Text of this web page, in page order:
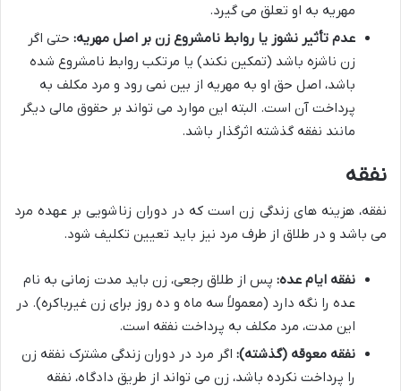
مهریه به او تعلق می گیرد.
عدم تأثیر نشوز یا روابط نامشروع زن بر اصل مهریه: حتی اگر
زن ناشزه باشد (تمکین نکند) یا مرتکب روابط نامشروع شده
باشد، اصل حق او به مهریه از بین نمی رود و مرد مکلف به
پرداخت آن است. البته این موارد می تواند بر حقوق مالی دیگر
مانند نفقه گذشته اثرگذار باشد.
نفقه
نفقه، هزینه های زندگی زن است که در دوران زناشویی بر عهده مرد
می باشد و در طلاق از طرف مرد نیز باید تعیین تکلیف شود.
نفقه ایام عده: پس از طلاق رجعی، زن باید مدت زمانی به نام
عده را نگه دارد (معمولاً سه ماه و ده روز برای زن غیرباکره). در
این مدت، مرد مکلف به پرداخت نفقه است.
نفقه معوقه (گذشته): اگر مرد در دوران زندگی مشترک نفقه زن
را پرداخت نکرده باشد، زن می تواند از طریق دادگاه، نفقه